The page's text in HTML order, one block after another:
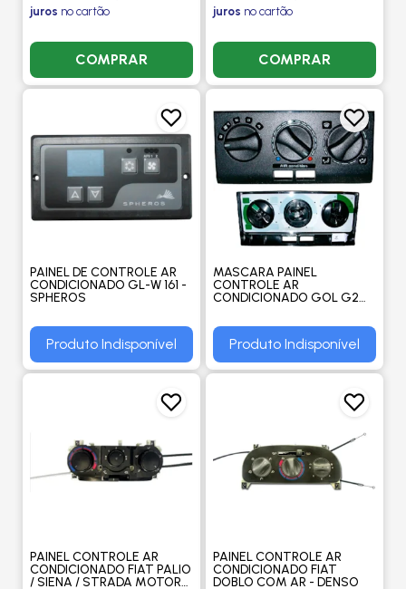
juros no cartão
COMPRAR
juros no cartão
COMPRAR
PAINEL DE CONTROLE AR
CONDICIONADO GL-W 161 -
SPHEROS
Produto Indisponível
MASCARA PAINEL
CONTROLE AR
CONDICIONADO GOL G2
Produto Indisponível
PAINEL CONTROLE AR
CONDICIONADO FIAT PALIO
/ SIENA / STRADA MOTOR
PAINEL CONTROLE AR
CONDICIONADO FIAT
DOBLO COM AR - DENSO